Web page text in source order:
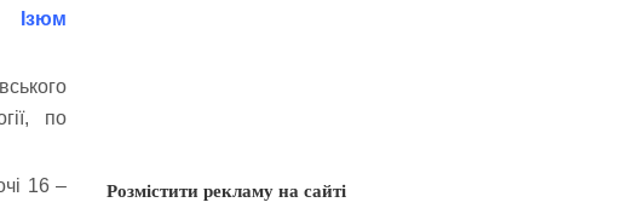
Ізюм
по
16 –
Розмістити рекламу на сайті